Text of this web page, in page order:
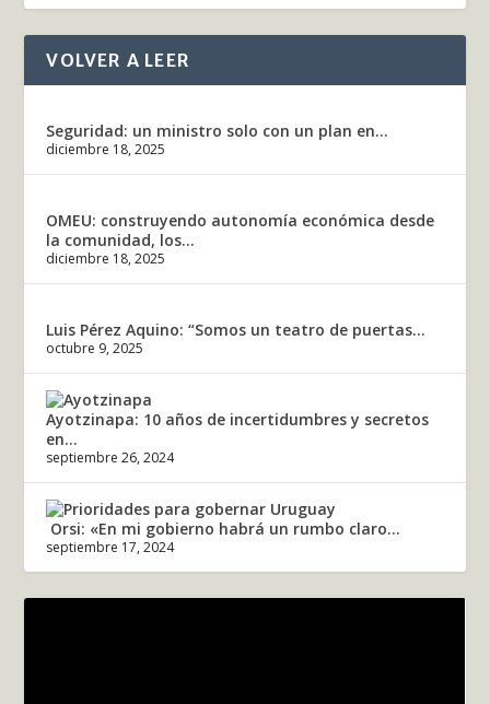
VOLVER A LEER
Seguridad: un ministro solo con un plan en...
diciembre 18, 2025
OMEU: construyendo autonomía económica desde
la comunidad, los...
diciembre 18, 2025
Luis Pérez Aquino: “Somos un teatro de puertas...
octubre 9, 2025
Ayotzinapa: 10 años de incertidumbres y secretos
en...
septiembre 26, 2024
Orsi: «En mi gobierno habrá un rumbo claro...
septiembre 17, 2024